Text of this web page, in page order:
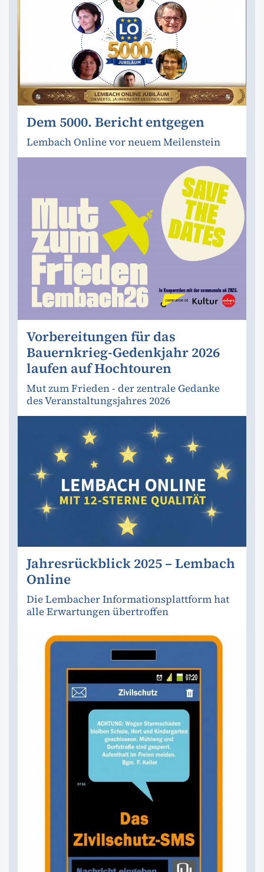
Dem 5000. Bericht entgegen
Lembach Online vor neuem Meilenstein
Vorbereitungen für das
Bauernkrieg-Gedenkjahr 2026
laufen auf Hochtouren
Mut zum Frieden - der zentrale Gedanke
des Veranstaltungsjahres 2026
Jahresrückblick 2025 – Lembach
Online
Die Lembacher Informationsplattform hat
alle Erwartungen übertroffen